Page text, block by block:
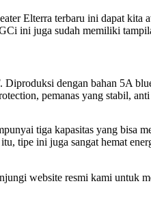
Elterra terbaru ini dapat
ini juga sudah memiliki
dengan bahan 5A
pemanas yang stabil,
tiga kapasitas yang bisa
tipe ini juga sangat hemat
website resmi kami untuk